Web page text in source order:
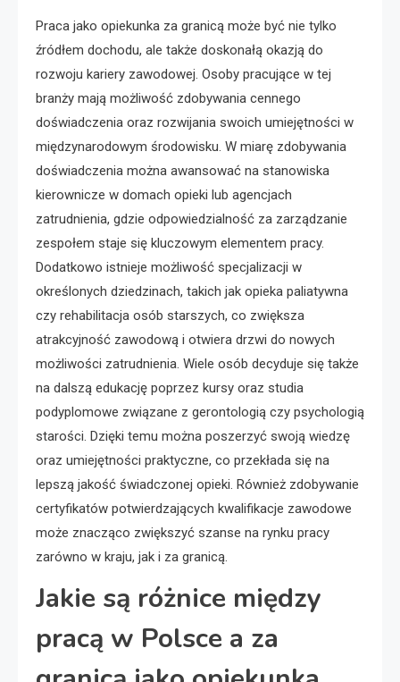
Praca jako opiekunka za granicą może być nie tylko
źródłem dochodu, ale także doskonałą okazją do
rozwoju kariery zawodowej. Osoby pracujące w tej
branży mają możliwość zdobywania cennego
doświadczenia oraz rozwijania swoich umiejętności w
międzynarodowym środowisku. W miarę zdobywania
doświadczenia można awansować na stanowiska
kierownicze w domach opieki lub agencjach
zatrudnienia, gdzie odpowiedzialność za zarządzanie
zespołem staje się kluczowym elementem pracy.
Dodatkowo istnieje możliwość specjalizacji w
określonych dziedzinach, takich jak opieka paliatywna
czy rehabilitacja osób starszych, co zwiększa
atrakcyjność zawodową i otwiera drzwi do nowych
możliwości zatrudnienia. Wiele osób decyduje się także
na dalszą edukację poprzez kursy oraz studia
podyplomowe związane z gerontologią czy psychologią
starości. Dzięki temu można poszerzyć swoją wiedzę
oraz umiejętności praktyczne, co przekłada się na
lepszą jakość świadczonej opieki. Również zdobywanie
certyfikatów potwierdzających kwalifikacje zawodowe
może znacząco zwiększyć szanse na rynku pracy
zarówno w kraju, jak i za granicą.
Jakie są różnice między
pracą w Polsce a za